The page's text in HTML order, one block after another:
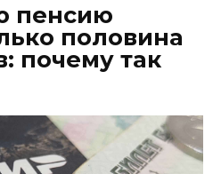
пенсию
половина
почему так